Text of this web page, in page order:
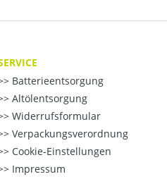
Batterieentsorgung
Altölentsorgung
Widerrufsformular
Verpackungsverordnung
Cookie-Einstellungen
Impressum